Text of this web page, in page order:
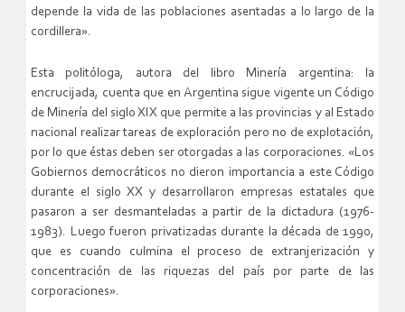
depende la vida de las poblaciones asentadas a lo largo de la
cordillera».
Esta politóloga, autora del libro Minería argentina: la
encrucijada, cuenta que en Argentina sigue vigente un Código
de Minería del siglo XIX que permite a las provincias y al Estado
nacional realizar tareas de exploración pero no de explotación,
por lo que éstas deben ser otorgadas a las corporaciones. «Los
Gobiernos democráticos no dieron importancia a este Código
durante el siglo XX y desarrollaron empresas estatales que
pasaron a ser desmanteladas a partir de la dictadura (1976-
1983). Luego fueron privatizadas durante la década de 1990,
que es cuando culmina el proceso de extranjerización y
concentración de las riquezas del país por parte de las
corporaciones».